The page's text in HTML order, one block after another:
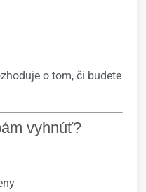
o tom, či budete
vyhnúť?